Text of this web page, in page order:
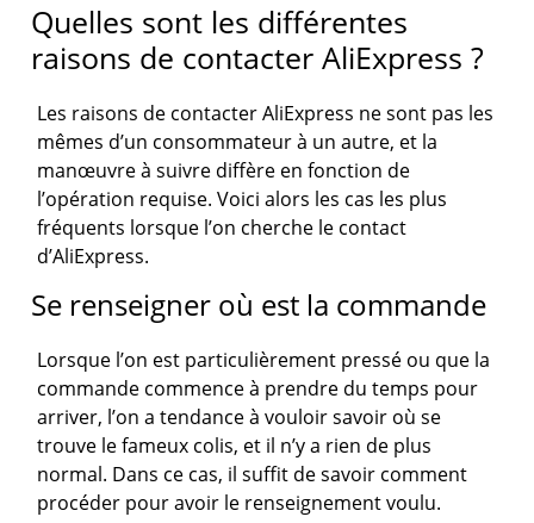
Quelles sont les différentes
raisons de contacter AliExpress ?
Les raisons de contacter AliExpress ne sont pas les
mêmes d’un consommateur à un autre, et la
manœuvre à suivre diffère en fonction de
l’opération requise. Voici alors les cas les plus
fréquents lorsque l’on cherche le contact
d’AliExpress.
Se renseigner où est la commande
Lorsque l’on est particulièrement pressé ou que la
commande commence à prendre du temps pour
arriver, l’on a tendance à vouloir savoir où se
trouve le fameux colis, et il n’y a rien de plus
normal. Dans ce cas, il suffit de savoir comment
procéder pour avoir le renseignement voulu.